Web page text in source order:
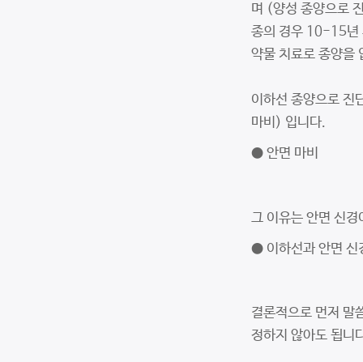
며 (양성 종양으로
종의 경우 10-15년
약물 치료로 종양을
이하선 종양으로 진
마비) 입니다.
● 안면 마비
그 이유는 안면 신
● 이하선과 안면 신
결론적으로 먼저 말
정하지 않아도 됩니